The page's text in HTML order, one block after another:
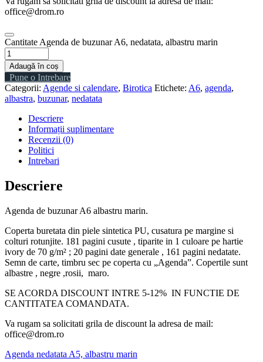
office@drom.ro
Cantitate Agenda de buzunar A6, nedatata, albastru marin
Adaugă în coș
Pune o Intrebare
Categorii: Agende si calendare, Birotica Etichete: A6, agenda,
albastra, buzunar, nedatata
Descriere
Informații suplimentare
Recenzii (0)
Politici
Intrebari
Descriere
Agenda de buzunar A6 albastru marin.
Coperta buretata din piele sintetica PU, cusatura pe margine si
colturi rotunjite. 181 pagini cusute , tiparite in 1 culoare pe hartie
ivory de 70 g/m² ; 20 pagini date generale , 161 pagini nedatate.
Semn de carte, timbru sec pe coperta cu „Agenda”. Copertile sunt
albastre , negre ,rosii, maro.
SE ACORDA DISCOUNT INTRE 5-12% IN FUNCTIE DE
CANTITATEA COMANDATA.
Va rugam sa solicitati grila de discount la adresa de mail:
office@drom.ro
Agenda nedatata A5, albastru marin